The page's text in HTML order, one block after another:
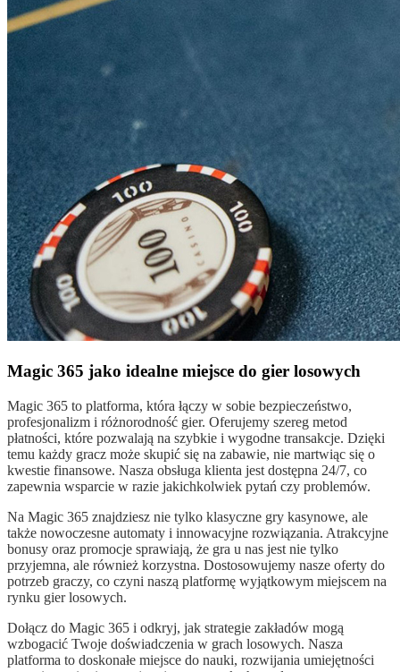
Magic 365 jako idealne miejsce do gier losowych
Magic 365 to platforma, która łączy w sobie bezpieczeństwo,
profesjonalizm i różnorodność gier. Oferujemy szereg metod
płatności, które pozwalają na szybkie i wygodne transakcje. Dzięki
temu każdy gracz może skupić się na zabawie, nie martwiąc się o
kwestie finansowe. Nasza obsługa klienta jest dostępna 24/7, co
zapewnia wsparcie w razie jakichkolwiek pytań czy problemów.
Na Magic 365 znajdziesz nie tylko klasyczne gry kasynowe, ale
także nowoczesne automaty i innowacyjne rozwiązania. Atrakcyjne
bonusy oraz promocje sprawiają, że gra u nas jest nie tylko
przyjemna, ale również korzystna. Dostosowujemy nasze oferty do
potrzeb graczy, co czyni naszą platformę wyjątkowym miejscem na
rynku gier losowych.
Dołącz do Magic 365 i odkryj, jak strategie zakładów mogą
wzbogacić Twoje doświadczenia w grach losowych. Nasza
platforma to doskonałe miejsce do nauki, rozwijania umiejętności